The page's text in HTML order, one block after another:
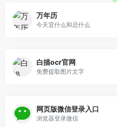
万年历
今天宜什么和忌什么
白描ocr官网
免费提取图片文字
网页版微信登录入口
浏览器登录微信